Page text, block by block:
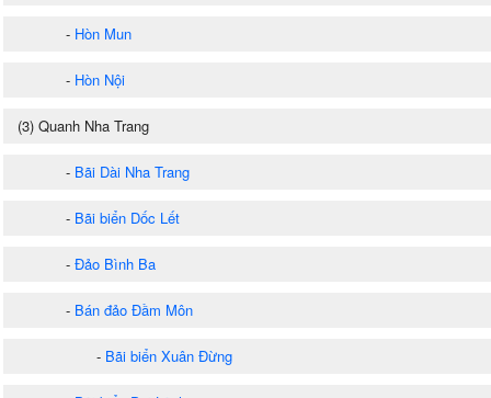
- Hòn Mun
- Hòn Nội
(3) Quanh Nha Trang
- Bãi Dài Nha Trang
- Bãi biển Dốc Lết
- Đảo Bình Ba
- Bán đảo Đầm Môn
- Bãi biển Xuân Đừng